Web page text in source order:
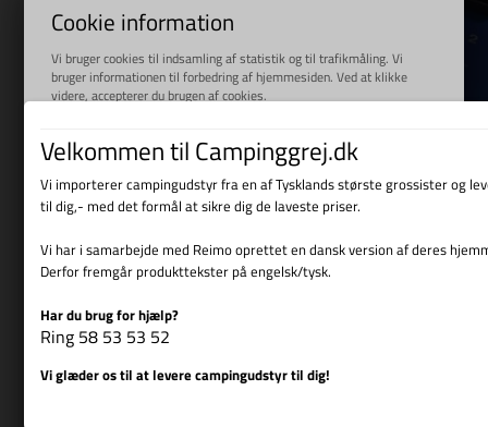
Cookie information
Vi bruger cookies til indsamling af statistik og til trafikmåling. Vi
bruger informationen til forbedring af hjemmesiden. Ved at klikke
videre, accepterer du brugen af cookies.
Nødvendige Markedsføring
Velkommen til Campinggrej.dk
Vi importerer campingudstyr fra en af Tysklands største grossister og
til dig,- med det formål at sikre dig de laveste priser.
Vi har i samarbejde med Reimo oprettet en dansk version af deres
Derfor fremgår produkttekster på engelsk/tysk.
Har du brug for hjælp?
Ring 58 53 53 52
Vi glæder os til at levere campingudstyr til dig!